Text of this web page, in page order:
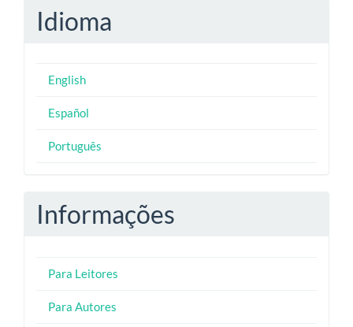
Idioma
English
Español
Português
Informações
Para Leitores
Para Autores